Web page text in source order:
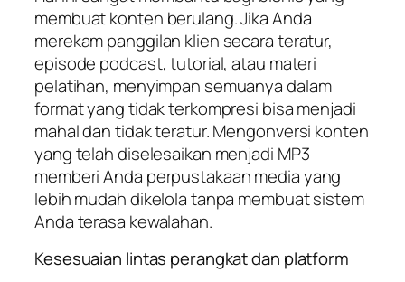
membuat konten berulang. Jika Anda
merekam panggilan klien secara teratur,
episode podcast, tutorial, atau materi
pelatihan, menyimpan semuanya dalam
format yang tidak terkompresi bisa menjadi
mahal dan tidak teratur. Mengonversi konten
yang telah diselesaikan menjadi MP3
memberi Anda perpustakaan media yang
lebih mudah dikelola tanpa membuat sistem
Anda terasa kewalahan.
Kesesuaian lintas perangkat dan platform